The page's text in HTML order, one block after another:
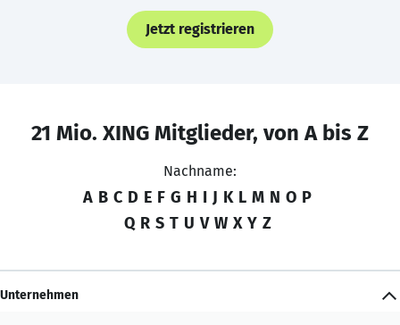
Jetzt registrieren
21 Mio. XING Mitglieder, von A bis Z
Nachname:
A B C D E F G H I J K L M N O P
Q R S T U V W X Y Z
Unternehmen